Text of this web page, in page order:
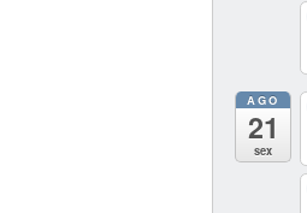
AGO
21
sex